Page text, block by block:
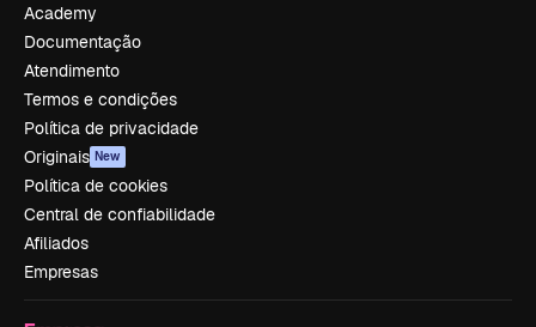
Academy
Documentação
Atendimento
Termos e condições
Política de privacidade
Originais New
Política de cookies
Central de confiabilidade
Afiliados
Empresas